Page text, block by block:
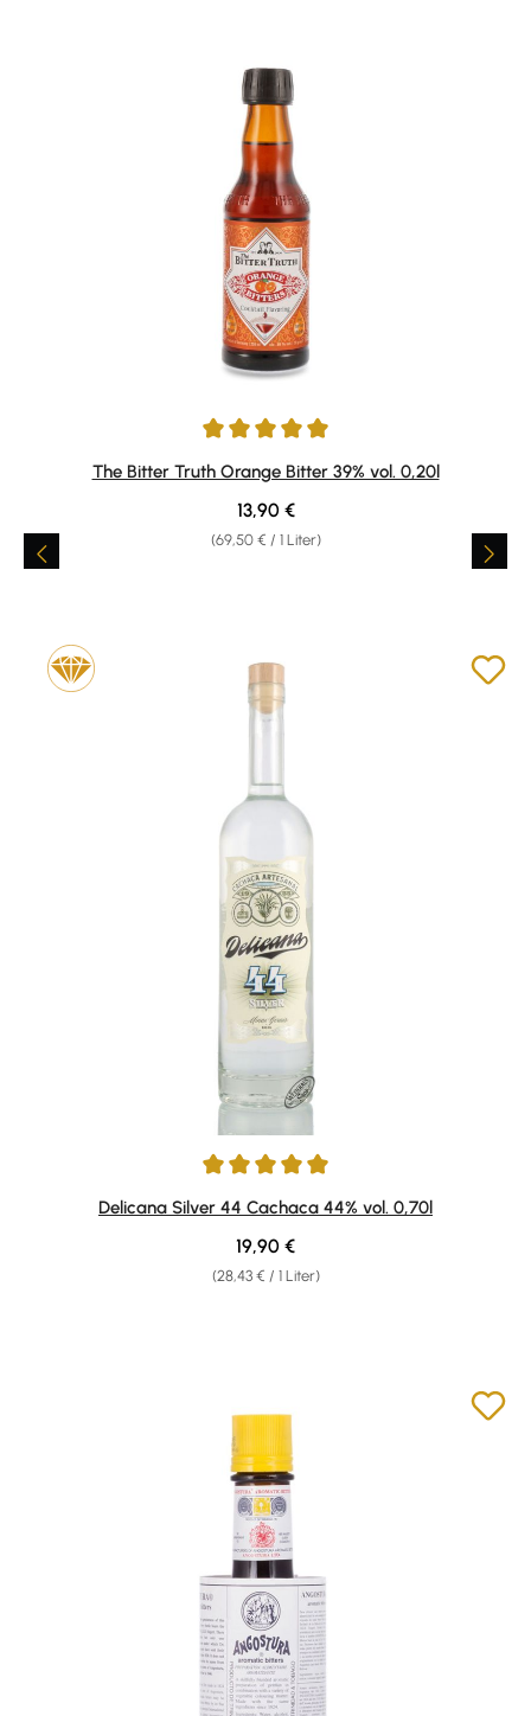
Durchschnittliche Bewertung von 5 von 5 Sternen
The Bitter Truth Orange Bitter 39% vol. 0,20l
(69,50 € / 1 Liter)
Regulärer Preis:
13,90 €
Durchschnittliche Bewertung von 5 von 5 Sternen
Delicana Silver 44 Cachaca 44% vol. 0,70l
(28,43 € / 1 Liter)
Regulärer Preis:
19,90 €